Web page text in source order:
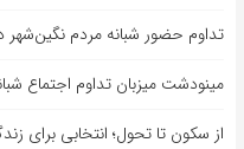
تداوم حضور شبانه مردم نگین‌شهر
مینودشت میزبان تداوم اجتماع
از سکون تا تحول؛ انتخابی برای